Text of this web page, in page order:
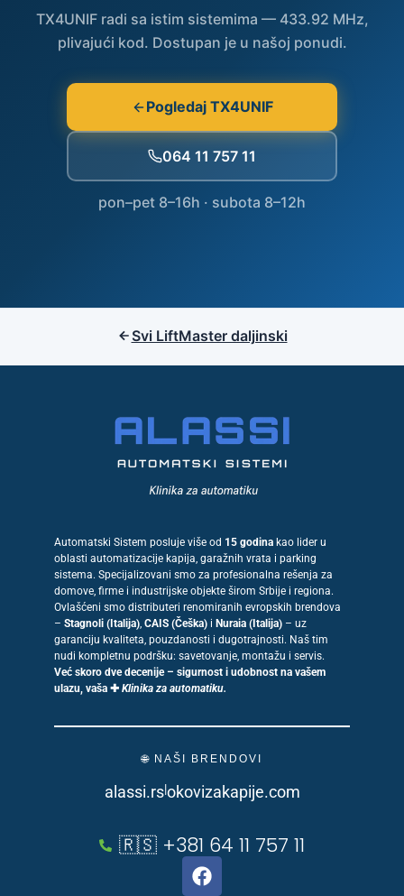
TX4UNIF radi sa istim sistemima — 433.92 MHz,
plivajući kod. Dostupan je u našoj ponudi.
Pogledaj TX4UNIF
064 11 757 11
pon–pet 8–16h · subota 8–12h
Svi LiftMaster daljinski
Automatski Sistem posluje više od 15 godina kao lider u
oblasti automatizacije kapija, garažnih vrata i parking
sistema. Specijalizovani smo za profesionalna rešenja za
domove, firme i industrijske objekte širom Srbije i regiona.
Ovlašćeni smo distributeri renomiranih evropskih brendova
– Stagnoli (Italija), CAIS (Češka) i Nuraia (Italija) – uz
garanciju kvaliteta, pouzdanosti i dugotrajnosti. Naš tim
nudi kompletnu podršku: savetovanje, montažu i servis.
Već skoro dve decenije – sigurnost i udobnost na vašem
ulazu, vaša ✚ Klinika za automatiku.
🌐 NAŠI BRENDOVI
alassi.rs|okovizakapije.com
🇷🇸 +381 64 11 757 11